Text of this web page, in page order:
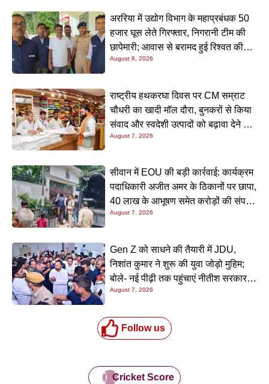
अररिया में उद्योग विभाग के महाप्रबंधक 50
हजार घूस लेते गिरफ्तार, निगरानी टीम की
छापेमारी; आवास से बरामद हुई रिश्वत की
रकम
August 8, 2026
राष्ट्रीय हथकरघा दिवस पर CM सम्राट
चौधरी का खादी मॉल दौरा, बुनकरों से किया
संवाद और स्वदेशी उत्पादों को बढ़ावा देने की
अपील
August 7, 2026
सीवान में EOU की बड़ी कार्रवाई: कार्यक्रम
पदाधिकारी अजीत अमर के ठिकानों पर छापा,
40 लाख के आभूषण समेत करोड़ों की संपत्ति
की जांच शुरू
August 7, 2026
Gen Z को साधने की तैयारी में JDU,
निशांत कुमार ने शुरू की युवा जोड़ो मुहिम;
बोले- नई पीढ़ी तक पहुंचाएं नीतीश सरकार के
20 सालों के काम
August 7, 2026
Follow us
Cricket Score